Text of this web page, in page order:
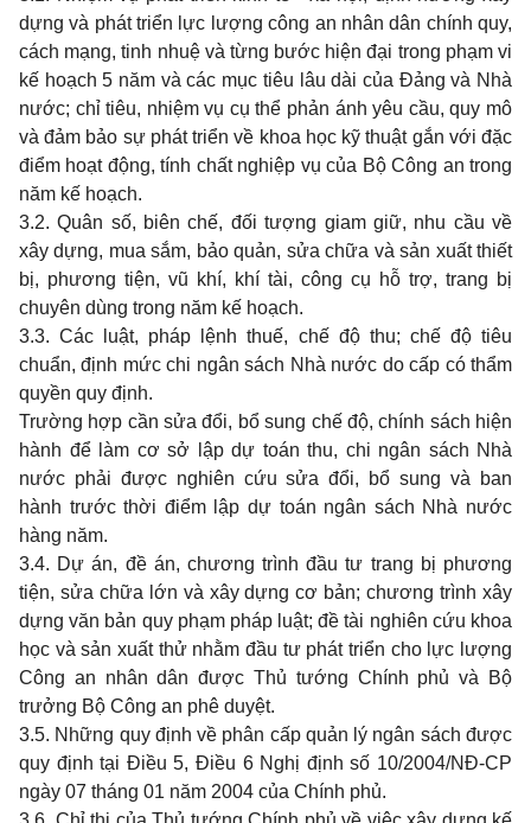
dựng và phát triển lực lượng công an nhân dân chính quy,
cách mạng, tinh nhuệ và từng bước hiện đại trong phạm vi
kế hoạch 5 năm và các mục tiêu lâu dài của Đảng và Nhà
nước; chỉ tiêu, nhiệm vụ cụ thể phản ánh yêu cầu, quy mô
và đảm bảo sự phát triển về khoa học kỹ thuật gắn với đặc
điểm hoạt động, tính chất nghiệp vụ của Bộ Công an trong
năm kế hoạch.
3.2. Quân số, biên chế, đối tượng giam giữ, nhu cầu về
xây dựng, mua sắm, bảo quản, sửa chữa và sản xuất thiết
bị, phương tiện, vũ khí, khí tài, công cụ hỗ trợ, trang bị
chuyên dùng trong năm kế hoạch.
3.3. Các luật, pháp lệnh thuế, chế độ thu; chế độ tiêu
chuẩn, định mức chi ngân sách Nhà nước do cấp có thẩm
quyền quy định.
Trường hợp cần sửa đổi, bổ sung chế độ, chính sách hiện
hành để làm cơ sở lập dự toán thu, chi ngân sách Nhà
nước phải được nghiên cứu sửa đổi, bổ sung và ban
hành trước thời điểm lập dự toán ngân sách Nhà nước
hàng năm.
3.4. Dự án, đề án, chương trình đầu tư trang bị phương
tiện, sửa chữa lớn và xây dựng cơ bản; chương trình xây
dựng văn bản quy phạm pháp luật; đề tài nghiên cứu khoa
học và sản xuất thử nhằm đầu tư phát triển cho lực lượng
Công an nhân dân được Thủ tướng Chính phủ và Bộ
trưởng Bộ Công an phê duyệt.
3.5. Những quy định về phân cấp quản lý ngân sách được
quy định tại Điều 5, Điều 6 Nghị định số 10/2004/NĐ-CP
ngày 07 tháng 01 năm 2004 của Chính phủ.